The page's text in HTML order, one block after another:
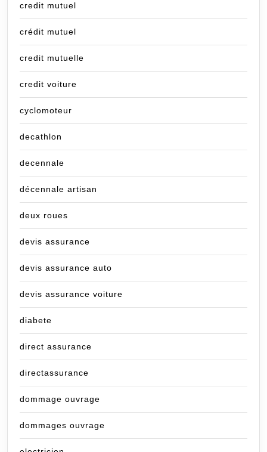
credit mutuel
crédit mutuel
credit mutuelle
credit voiture
cyclomoteur
decathlon
decennale
décennale artisan
deux roues
devis assurance
devis assurance auto
devis assurance voiture
diabete
direct assurance
directassurance
dommage ouvrage
dommages ouvrage